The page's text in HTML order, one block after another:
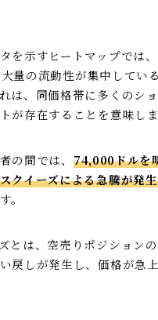
を示すヒートマップでは
量の流動性が集中してい
は、同価格帯に多くのシ
が存在することを意味しま
の間では、 74,000ドルを
クイーズによる急騰が発
。
とは、空売りポジション
戻しが発生し、価格が急